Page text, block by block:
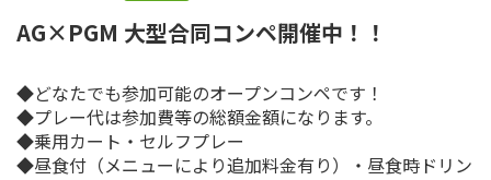
AG×PGM 大型合同コンペ開催中！！
◆どなたでも参加可能のオープンコンペです！
◆プレー代は参加費等の総額金額になります。
◆乗用カート・セルフプレー
◆昼食付（メニューにより追加料金有り）・昼食時ドリン